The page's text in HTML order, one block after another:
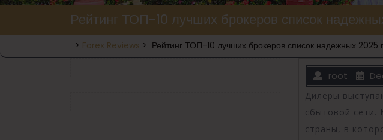
Рейтинг ТОП-10 лучших брокеров список
> Forex Reviews > Рейтинг ТОП-10 лучших брокеров список надежных 2025
root
Дилеры
сбытовой сети.
страны, в